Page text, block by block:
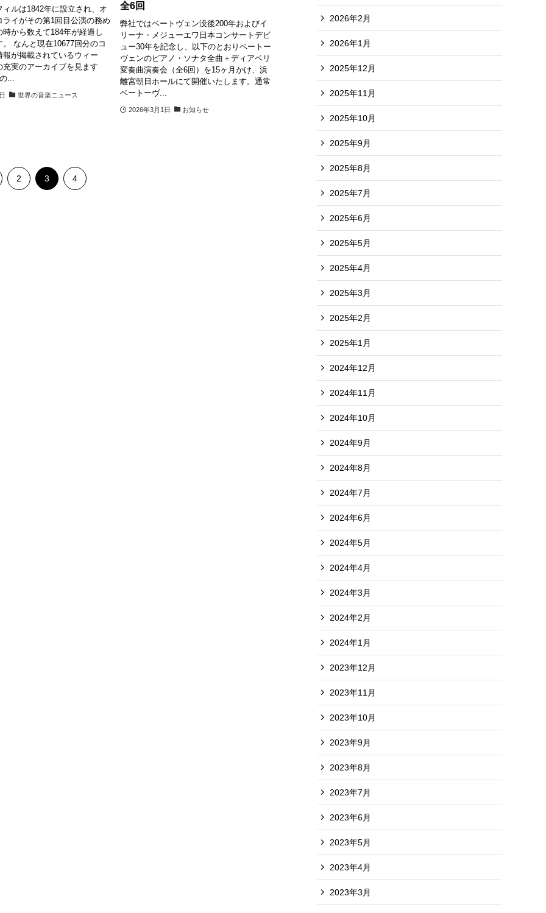
ィルは1842年に設立され、オ
ライがその第1回目公演の務め
時から数えて184年が経過し
。 なんと現在10677回分のコ
報が掲載されているウィー
充実のアーカイブを見ます
...
世界の音楽ニュース
全6回
弊社ではベートヴェン没後200年およびイ
リーナ・メジューエワ日本コンサートデビ
ュー30年を記念し、以下のとおりベートー
ヴェンのピアノ・ソナタ全曲＋ディアベリ
変奏曲演奏会（全6回）を15ヶ月かけ、浜
離宮朝日ホールにて開催いたします。通常
ベートーヴ...
2026年3月1日 お知らせ
2 3 4
2026年2月
2026年1月
2025年12月
2025年11月
2025年10月
2025年9月
2025年8月
2025年7月
2025年6月
2025年5月
2025年4月
2025年3月
2025年2月
2025年1月
2024年12月
2024年11月
2024年10月
2024年9月
2024年8月
2024年7月
2024年6月
2024年5月
2024年4月
2024年3月
2024年2月
2024年1月
2023年12月
2023年11月
2023年10月
2023年9月
2023年8月
2023年7月
2023年6月
2023年5月
2023年4月
2023年3月